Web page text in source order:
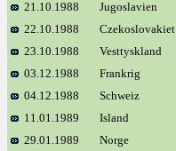
21.10.1988
Jugoslavien
22.10.1988
Czekoslovakiet
23.10.1988
Vesttyskland
03.12.1988
Frankrig
04.12.1988
Schweiz
11.01.1989
Island
29.01.1989
Norge